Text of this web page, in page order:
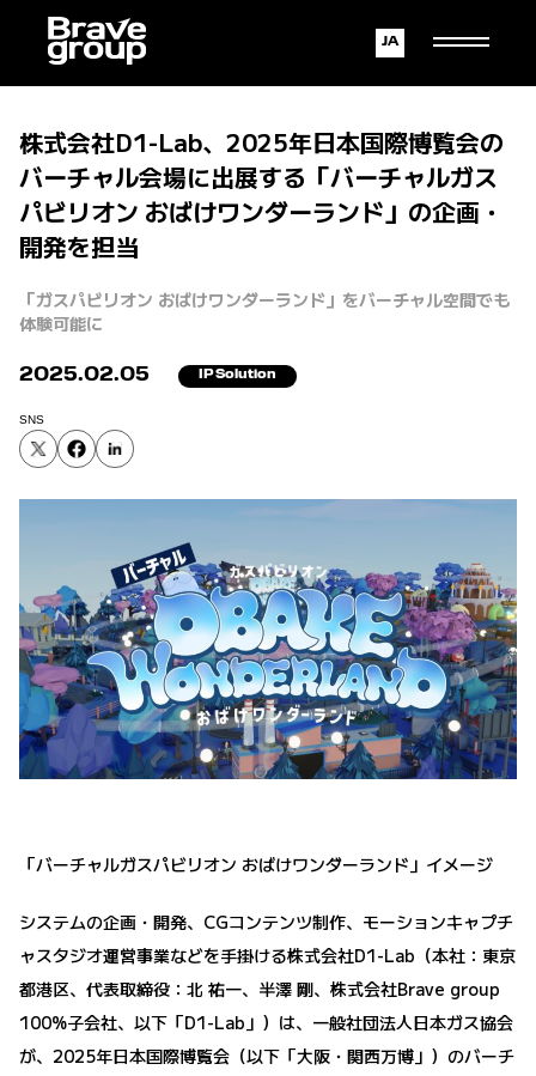
English
Japanese
株式会社D1-Lab、2025年日本国際博覧会の
バーチャル会場に出展する「バーチャルガス
パビリオン おばけワンダーランド」の企画・
開発を担当
「ガスパビリオン おばけワンダーランド」をバーチャル空間でも
体験可能に
2025.02.05 IP Solution
SNS
「バーチャルガスパビリオン おばけワンダーランド」イメージ
システムの企画・開発、CGコンテンツ制作、モーションキャプチ
ャスタジオ運営事業などを手掛ける株式会社D1-Lab（本社：東京
都港区、代表取締役：北 祐一、半澤 剛、株式会社Brave group
100%子会社、以下「D1-Lab」）は、一般社団法人日本ガス協会
が、2025年日本国際博覧会（以下「大阪・関西万博」）のバーチ